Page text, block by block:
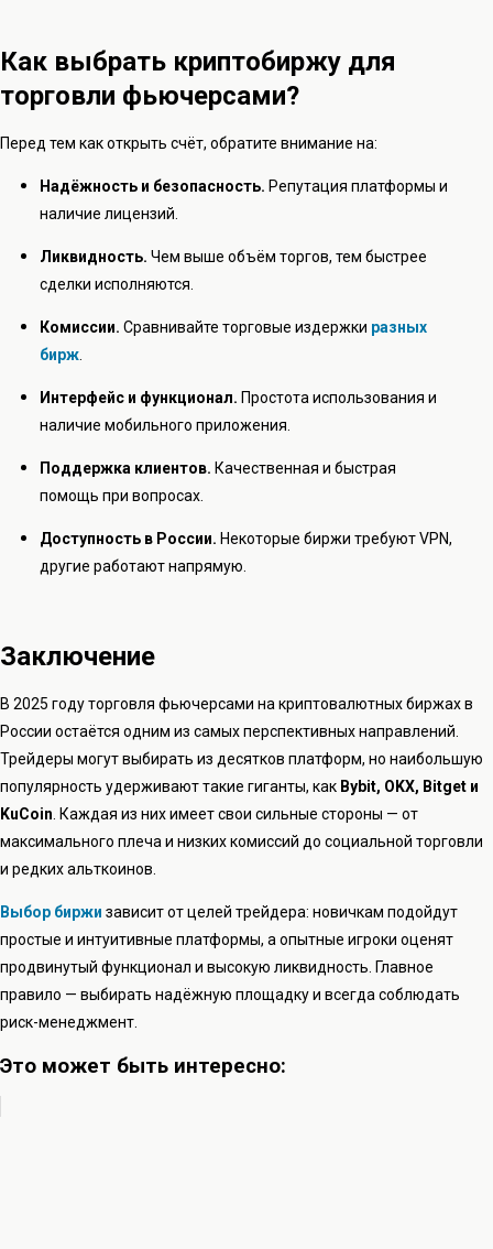
Как выбрать криптобиржу для
торговли фьючерсами?
Перед тем как открыть счёт, обратите внимание на:
Надёжность и безопасность. Репутация платформы и
наличие лицензий.
Ликвидность. Чем выше объём торгов, тем быстрее
сделки исполняются.
Комиссии. Сравнивайте торговые издержки разных
бирж.
Интерфейс и функционал. Простота использования и
наличие мобильного приложения.
Поддержка клиентов. Качественная и быстрая
помощь при вопросах.
Доступность в России. Некоторые биржи требуют VPN,
другие работают напрямую.
Заключение
В 2025 году торговля фьючерсами на криптовалютных биржах в
России остаётся одним из самых перспективных направлений.
Трейдеры могут выбирать из десятков платформ, но наибольшую
популярность удерживают такие гиганты, как Bybit, OKX, Bitget и
KuCoin . Каждая из них имеет свои сильные стороны — от
максимального плеча и низких комиссий до социальной торговли
и редких альткоинов.
Выбор биржи зависит от целей трейдера: новичкам подойдут
простые и интуитивные платформы, а опытные игроки оценят
продвинутый функционал и высокую ликвидность. Главное
правило — выбирать надёжную площадку и всегда соблюдать
риск-менеджмент.
Это может быть интересно: